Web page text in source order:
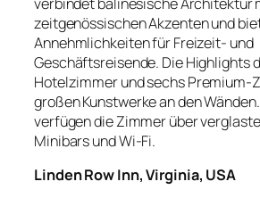
zeitgenössischen Akzenten und
Annehmlichkeiten für Freizeit- und
Geschäftsreisende. Die Highlights
Hotelzimmer und sechs Premium-
großen Kunstwerke an den
verfügen die Zimmer über
Minibars und Wi-Fi.
Linden Row Inn, Virginia, USA